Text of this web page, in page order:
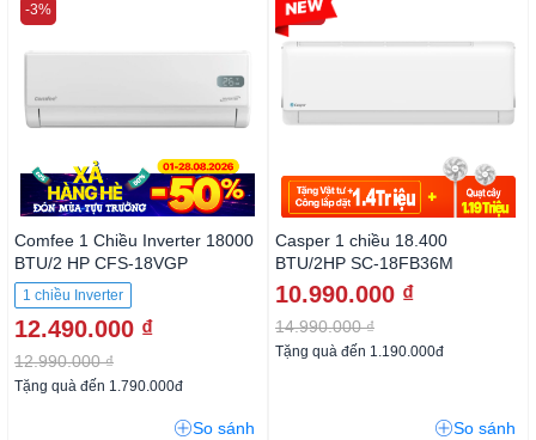
Comfee 1 Chiều Inverter 18000
BTU/2 HP CFS-18VGP
1 chiều Inverter
12.490.000 ₫
12.990.000 ₫
-3%
Tặng quà đến 1.790.000đ
So sánh
Casper 1 chiều 18.400
BTU/2HP SC-18FB36M
10.990.000 ₫
14.990.000 ₫
-26%
Tặng quà đến 1.190.000đ
So sánh